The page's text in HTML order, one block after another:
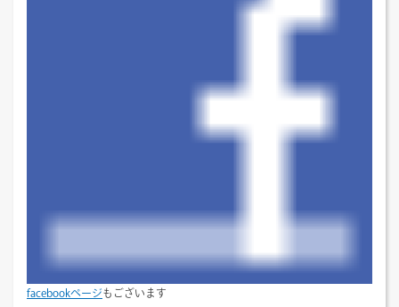
facebookページもございます